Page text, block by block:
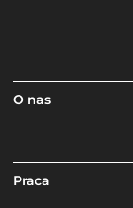
O nas
Praca